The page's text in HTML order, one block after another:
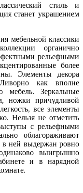
стиль и
станет украшением
мебельной классики
органично
рельефными
более
Элементы декора
как вполне
мебель. Зеркальные
ножки причудливой
все элементы
Нельзя не отметить
с рельефными
облагораживают
ней выдержан ровно
выигрышно
и в нарядной